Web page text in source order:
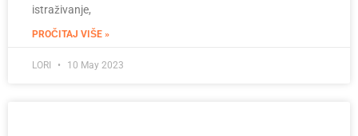
istraživanje,
PROČITAJ VIŠE »
LORI 10 May 2023